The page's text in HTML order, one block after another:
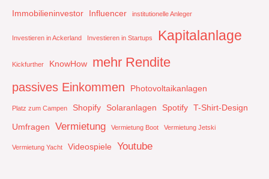
Immobilieninvestor
Influencer institutionelle Anleger
Investieren in Ackerland Investieren in Startups Kapitalanlage
Kickfurther KnowHow mehr Rendite
passives Einkommen Photovoltaikanlagen
Platz zum Campen Shopify Solaranlagen Spotify T-Shirt-Design
Umfragen
Vermietung Vermietung Boot Vermietung Jetski
Vermietung Yacht Videospiele Youtube